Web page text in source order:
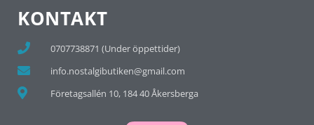
KONTAKT
0707738871 (Under öppettider)
info.nostalgibutiken@gmail.com
Företagsallén 10, 184 40 Åkersberga